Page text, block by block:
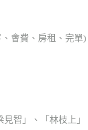
會費、房租、完單)
智」、「林枝上」